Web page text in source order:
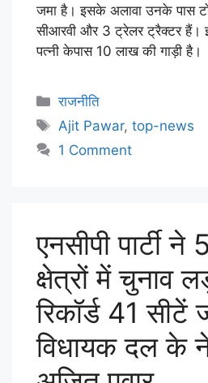
जमा है। इसके अलावा उनके पास
सीआरवी और 3 ट्रेलर ट्रैक्टर हैं।
पत्नी केपास 10 लाख की गाड़ी है।
राजनीति
Ajit Pawar,top-news
1 Comment
एनसीपी पार्टी ने
क्षेत्रों में चुनाव
रिकॉर्ड 41 सीटें
विधायक दल के